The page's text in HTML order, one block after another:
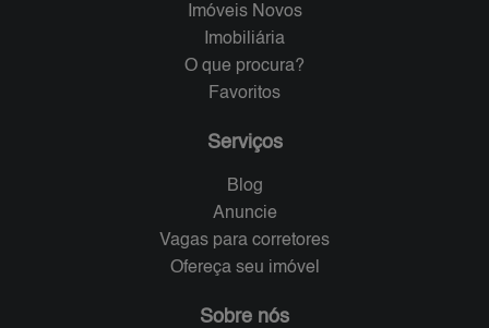
Imóveis Novos
Imobiliária
O que procura?
Favoritos
Serviços
Blog
Anuncie
Vagas para corretores
Ofereça seu imóvel
Sobre nós